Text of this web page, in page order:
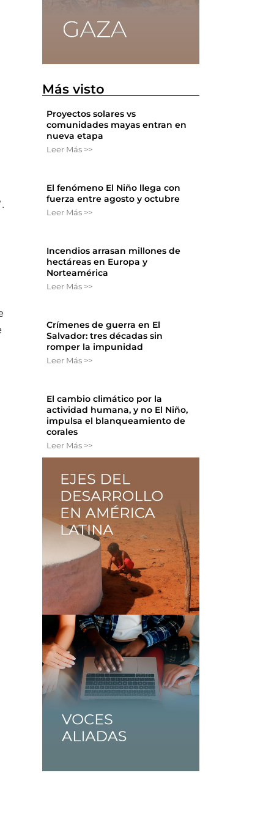
Más visto
Proyectos solares vs
comunidades mayas entran en
nueva etapa
Leer Más >>
El fenómeno El Niño llega con
fuerza entre agosto y octubre
Leer Más >>
Incendios arrasan millones de
hectáreas en Europa y
Norteamérica
Leer Más >>
Crímenes de guerra en El
Salvador: tres décadas sin
romper la impunidad
Leer Más >>
El cambio climático por la
actividad humana, y no El Niño,
impulsa el blanqueamiento de
corales
Leer Más >>